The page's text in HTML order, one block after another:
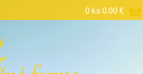
0 ks 0.00 €